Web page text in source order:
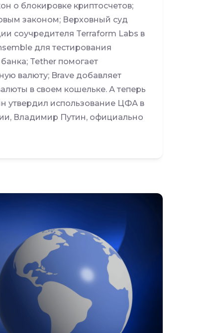
о блокировке криптосчетов;
законом; Верховный суд
соучредителя Terraform Labs в
для тестирования
Tether помогает
валюту; Brave добавляет
в своем кошельке. А теперь
утвердил использование ЦФА в
Владимир Путин, официально